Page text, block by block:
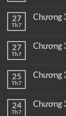
27
Th7
Chương
27
Th7
Chương
25
Th7
Chương
24
Th7
Chương